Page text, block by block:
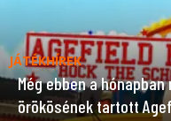
JÁTÉKHÍREK
Még ebben a
örökösének tartott